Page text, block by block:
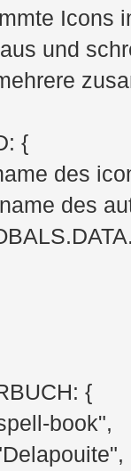
Icons
und
{
des
des
{
book",